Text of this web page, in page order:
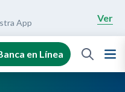
App Ver
en Línea